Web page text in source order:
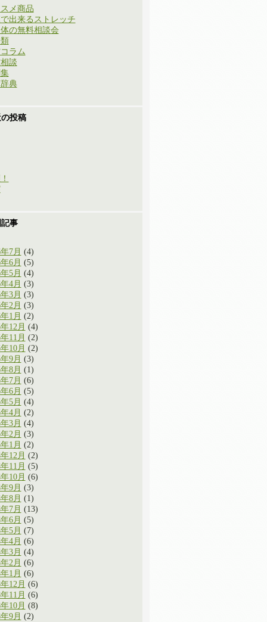
メ商品
出来るストレッチ
の無料相談会
ラム
談
典
投稿
記事
7月 (4)
6月 (5)
5月 (4)
4月 (3)
3月 (3)
2月 (3)
1月 (2)
12月 (4)
11月 (2)
10月 (2)
9月 (3)
8月 (1)
7月 (6)
6月 (5)
5月 (4)
4月 (2)
3月 (4)
2月 (3)
1月 (2)
12月 (2)
11月 (5)
10月 (6)
9月 (3)
8月 (1)
7月 (13)
6月 (5)
5月 (7)
4月 (6)
3月 (4)
2月 (6)
1月 (6)
12月 (6)
11月 (6)
10月 (8)
9月 (2)